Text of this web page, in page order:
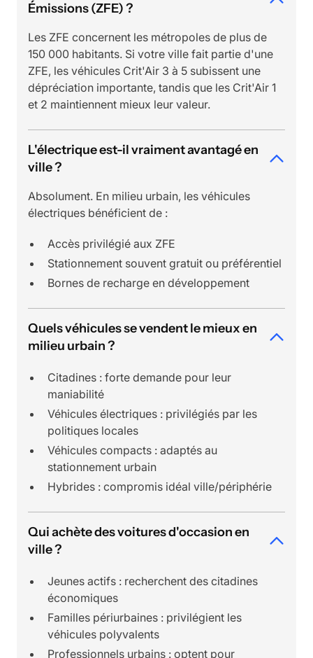
Émissions (ZFE) ?
Les ZFE concernent les métropoles de plus de
150 000 habitants. Si votre ville fait partie d'une
ZFE, les véhicules Crit'Air 3 à 5 subissent une
dépréciation importante, tandis que les Crit'Air 1
et 2 maintiennent mieux leur valeur.
L'électrique est-il vraiment avantagé en
ville ?
Absolument. En milieu urbain, les véhicules
électriques bénéficient de :
Accès privilégié aux ZFE
Stationnement souvent gratuit ou préférentiel
Bornes de recharge en développement
Quels véhicules se vendent le mieux en
milieu urbain ?
Citadines : forte demande pour leur
maniabilité
Véhicules électriques : privilégiés par les
politiques locales
Véhicules compacts : adaptés au
stationnement urbain
Hybrides : compromis idéal ville/périphérie
Qui achète des voitures d'occasion en
ville ?
Jeunes actifs : recherchent des citadines
économiques
Familles périurbaines : privilégient les
véhicules polyvalents
Professionnels urbains : optent pour